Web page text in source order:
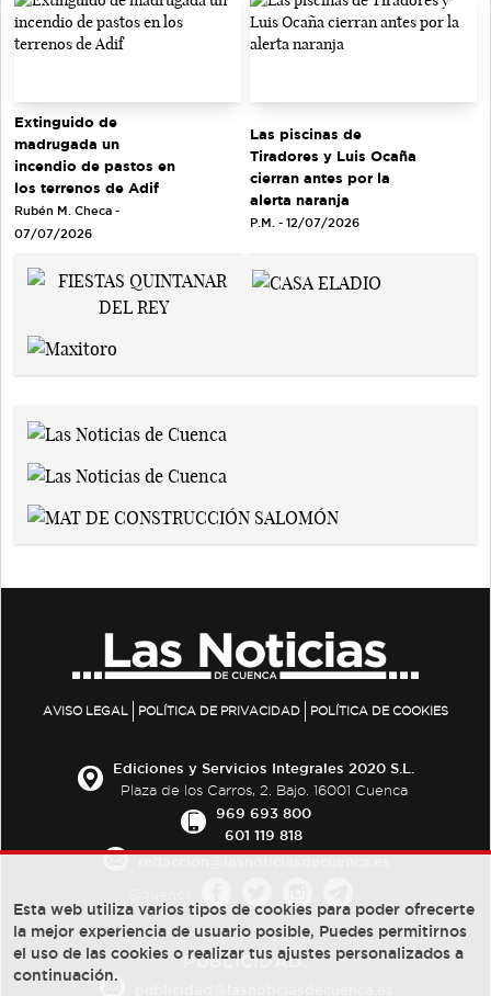
Extinguido de
madrugada un
incendio de pastos en
los terrenos de Adif
Rubén M. Checa -
07/07/2026
Las piscinas de
Tiradores y Luis Ocaña
cierran antes por la
alerta naranja
P.M. - 12/07/2026
AVISO LEGAL POLÍTICA DE PRIVACIDAD POLÍTICA DE COOKIES
Ediciones y Servicios Integrales 2020 S.L.
Plaza de los Carros, 2. Bajo. 16001 Cuenca
969 693 800
601 119 818
PUBLICIDAD:
Esta web utiliza varios tipos de cookies para poder ofrecerte
la mejor experiencia de usuario posible, Puedes permitirnos
el uso de las cookies o realizar tus ajustes personalizados a
continuación.